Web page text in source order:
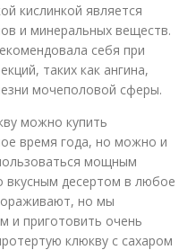
кислинкой является
и минеральных веществ.
себя при
таких как ангина,
мочеполовой сферы.
можно купить
время года, но можно и
мощным
вкусным десертом в любое
но мы
и приготовить очень
клюкву с сахаром